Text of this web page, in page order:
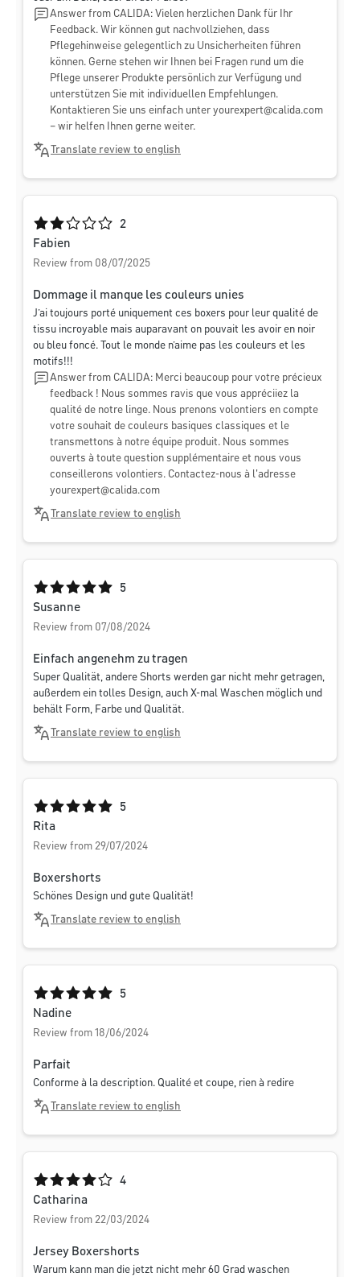
Answer from CALIDA: Vielen herzlichen Dank für Ihr
Feedback. Wir können gut nachvollziehen, dass
Pflegehinweise gelegentlich zu Unsicherheiten führen
können. Gerne stehen wir Ihnen bei Fragen rund um die
Pflege unserer Produkte persönlich zur Verfügung und
unterstützen Sie mit individuellen Empfehlungen.
Kontaktieren Sie uns einfach unter yourexpert@calida.com
– wir helfen Ihnen gerne weiter.
Translate review to english
Average rating of 2 out of 5 stars
2
Fabien
Review from 08/07/2025
Dommage il manque les couleurs unies
J’ai toujours porté uniquement ces boxers pour leur qualité de
tissu incroyable mais auparavant on pouvait les avoir en noir
ou bleu foncé. Tout le monde n’aime pas les couleurs et les
motifs!!!
Answer from CALIDA: Merci beaucoup pour votre précieux
feedback ! Nous sommes ravis que vous appréciiez la
qualité de notre linge. Nous prenons volontiers en compte
votre souhait de couleurs basiques classiques et le
transmettons à notre équipe produit. Nous sommes
ouverts à toute question supplémentaire et nous vous
conseillerons volontiers. Contactez-nous à l'adresse
yourexpert@calida.com
Translate review to english
Average rating of 5 out of 5 stars
5
Susanne
Review from 07/08/2024
Einfach angenehm zu tragen
Super Qualität, andere Shorts werden gar nicht mehr getragen,
außerdem ein tolles Design, auch X-mal Waschen möglich und
behält Form, Farbe und Qualität.
Translate review to english
Average rating of 5 out of 5 stars
5
Rita
Review from 29/07/2024
Boxershorts
Schönes Design und gute Qualität!
Translate review to english
Average rating of 5 out of 5 stars
5
Nadine
Review from 18/06/2024
Parfait
Conforme à la description. Qualité et coupe, rien à redire
Translate review to english
Average rating of 4 out of 5 stars
4
Catharina
Review from 22/03/2024
Jersey Boxershorts
Warum kann man die jetzt nicht mehr 60 Grad waschen